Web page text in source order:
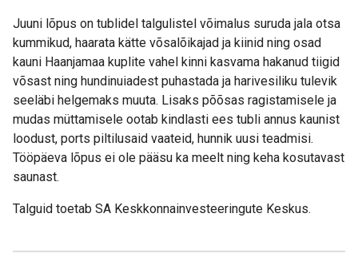
Juuni lõpus on tublidel talgulistel võimalus suruda jala otsa
kummikud, haarata kätte võsalõikajad ja kiinid ning osad
kauni Haanjamaa kuplite vahel kinni kasvama hakanud tiigid
võsast ning hundinuiadest puhastada ja harivesiliku tulevik
seeläbi helgemaks muuta. Lisaks põõsas ragistamisele ja
mudas müttamisele ootab kindlasti ees tubli annus kaunist
loodust, ports piltilusaid vaateid, hunnik uusi teadmisi.
Tööpäeva lõpus ei ole pääsu ka meelt ning keha kosutavast
saunast.
Talguid toetab SA Keskkonnainvesteeringute Keskus.